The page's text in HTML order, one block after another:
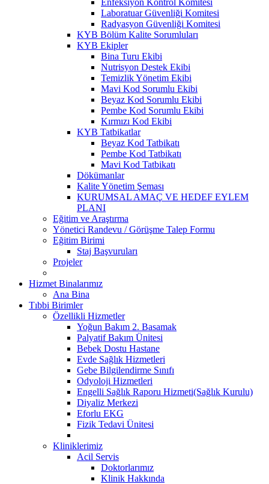
Laboratuar Güvenliği Komitesi
Radyasyon Güvenliği Komitesi
KYB Bölüm Kalite Sorumluları
KYB Ekipler
Bina Turu Ekibi
Nutrisyon Destek Ekibi
Temizlik Yönetim Ekibi
Mavi Kod Sorumlu Ekibi
Beyaz Kod Sorumlu Ekibi
Pembe Kod Sorumlu Ekibi
Kırmızı Kod Ekibi
KYB Tatbikatlar
Beyaz Kod Tatbikatı
Pembe Kod Tatbikatı
Mavi Kod Tatbikatı
Dökümanlar
Kalite Yönetim Şeması
KURUMSAL AMAÇ VE HEDEF EYLEM
PLANI
Eğitim ve Araştırma
Yönetici Randevu / Görüşme Talep Formu
Eğitim Birimi
Staj Başvuruları
Projeler
Hizmet Binalarımız
Ana Bina
Tıbbi Birimler
Özellikli Hizmetler
Yoğun Bakım 2. Basamak
Palyatif Bakım Ünitesi
Bebek Dostu Hastane
Evde Sağlık Hizmetleri
Gebe Bilgilendirme Sınıfı
Odyoloji Hizmetleri
Engelli Sağlık Raporu Hizmeti(Sağlık Kurulu)
Diyaliz Merkezi
Eforlu EKG
Fizik Tedavi Ünitesi
Kliniklerimiz
Acil Servis
Doktorlarımız
Klinik Hakkında